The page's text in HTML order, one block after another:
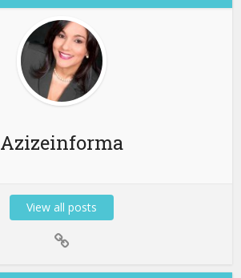
Azizeinforma
View all posts